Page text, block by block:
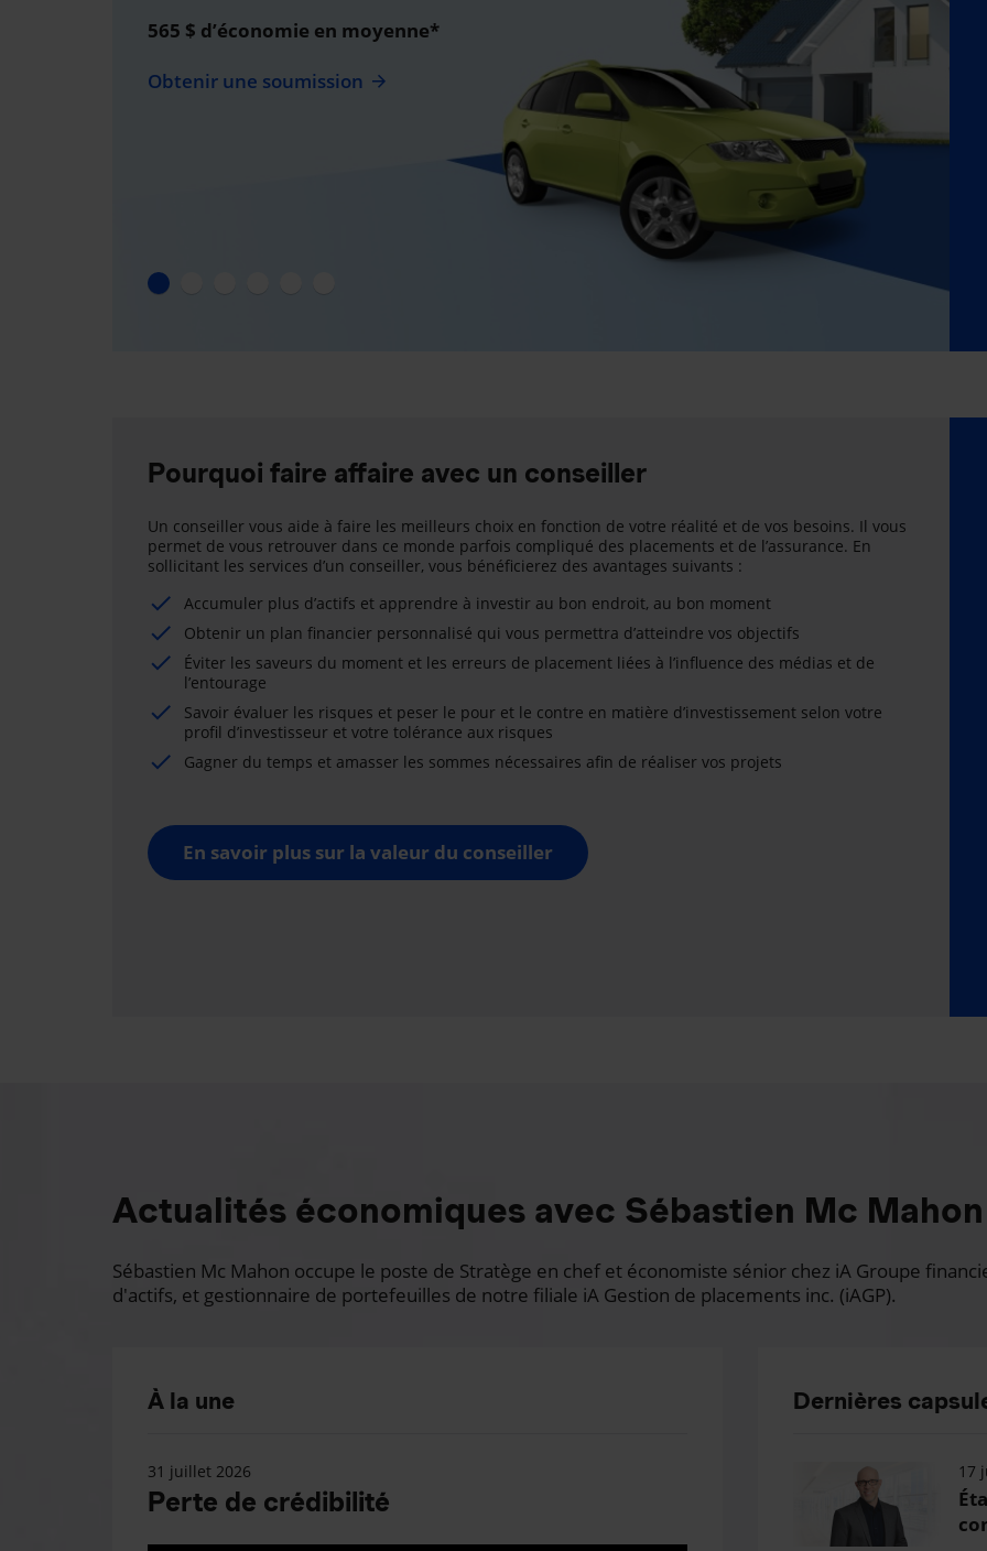
565 $ d’économie en moyenne*
Obtenir une soumission
Pourquoi faire affaire avec un conseiller
Un conseiller vous aide à faire les meilleurs choix en fonction de votre réalité et de vos besoins. Il vous
permet de vous retrouver dans ce monde parfois compliqué des placements et de l’assurance. En
sollicitant les services d’un conseiller, vous bénéficierez des avantages suivants :
Accumuler plus d’actifs et apprendre à investir au bon endroit, au bon moment
Obtenir un plan financier personnalisé qui vous permettra d’atteindre vos objectifs
Éviter les saveurs du moment et les erreurs de placement liées à l’influence des médias et de
l’entourage
Savoir évaluer les risques et peser le pour et le contre en matière d’investissement selon votre
profil d’investisseur et votre tolérance aux risques
Gagner du temps et amasser les sommes nécessaires afin de réaliser vos projets
En savoir plus sur la valeur du conseiller
Actualités économiques avec Sébastien Mc Mahon
Sébastien Mc Mahon occupe le poste de Stratège en chef et économiste sénior chez iA Groupe
d'actifs, et gestionnaire de portefeuilles de notre filiale iA Gestion de placements inc. (iAGP).
À la une
31 juillet 2026
Perte de crédibilité
Dernières
17